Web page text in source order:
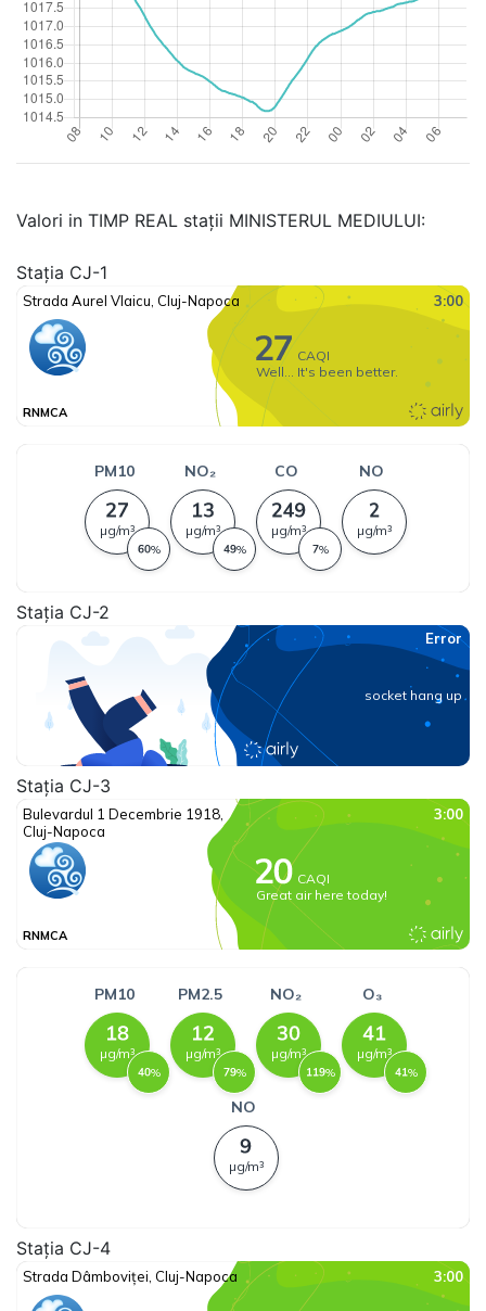
Valori in TIMP REAL stații MINISTERUL MEDIULUI:
Stația CJ-1
Stația CJ-2
Stația CJ-3
Stația CJ-4